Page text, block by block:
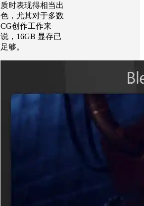
质时表现得相当出
色，尤其对于多数
CG创作工作来
说，16GB 显存已
足够。